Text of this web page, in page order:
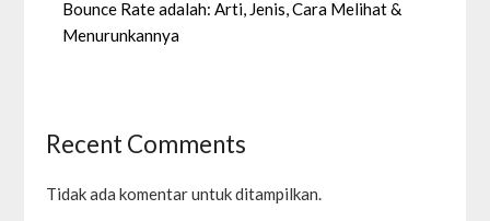
Bounce Rate adalah: Arti, Jenis, Cara Melihat &
Menurunkannya
Recent Comments
Tidak ada komentar untuk ditampilkan.